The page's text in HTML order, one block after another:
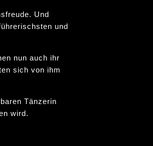
Und
und
nun auch ihr
sich von ihm
Tänzerin
wird.